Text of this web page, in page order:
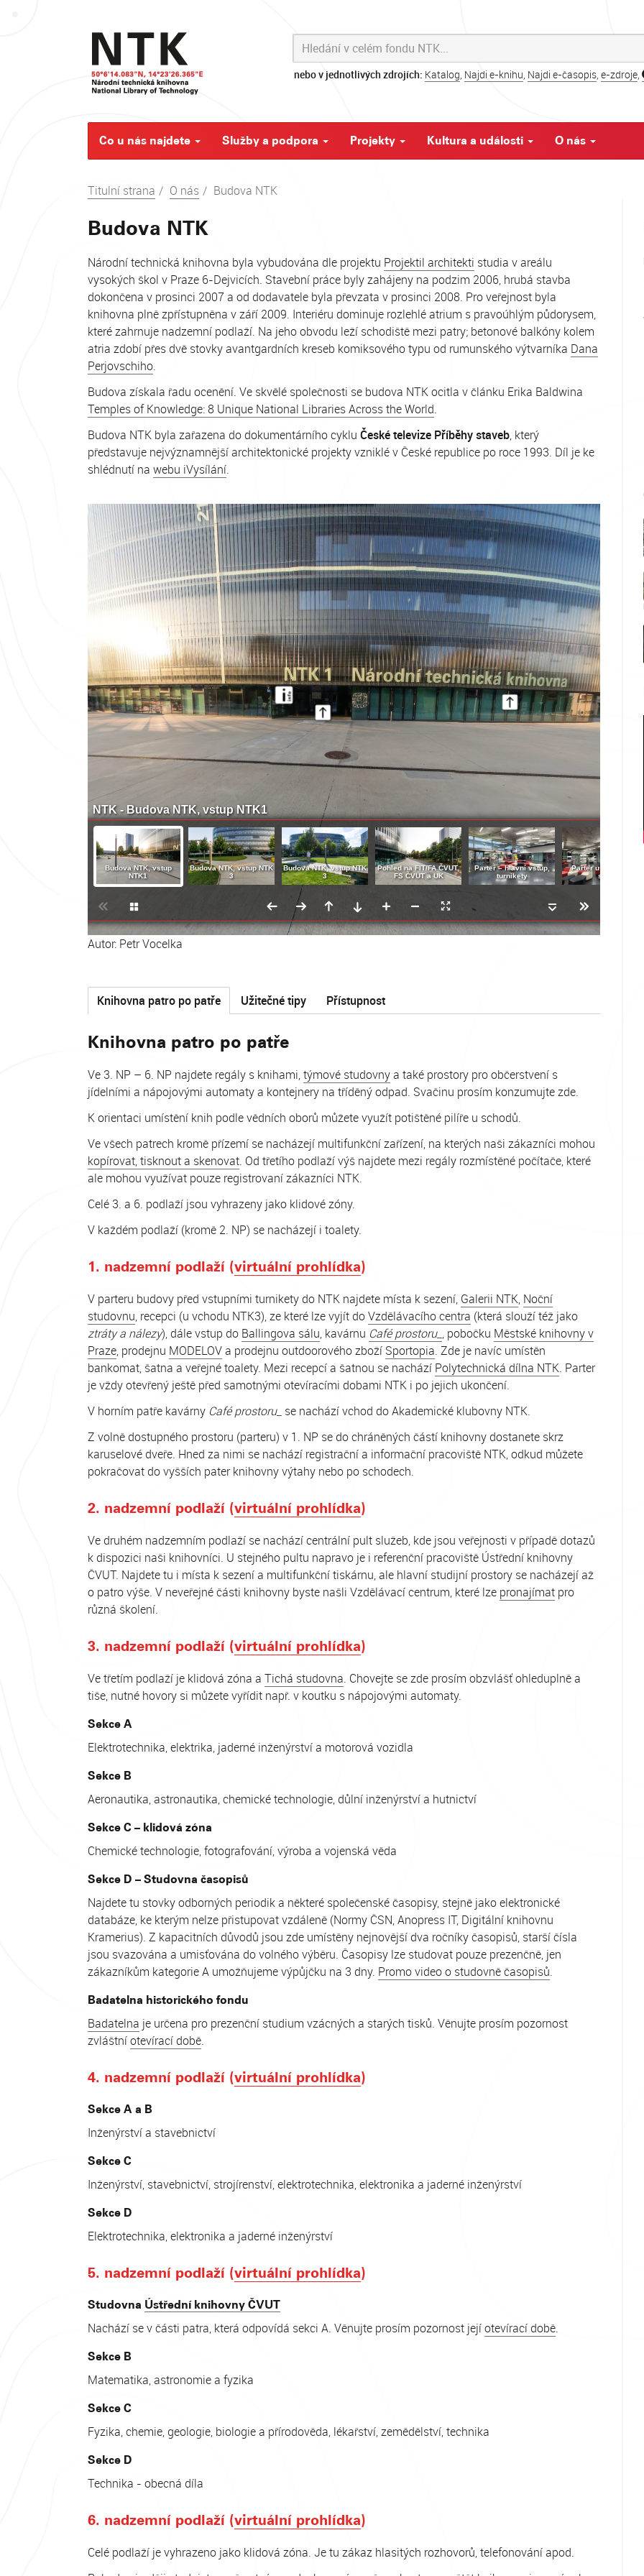
nebo v jednotlivých zdrojích: Katalog, Najdi e-knihu, Najdi e-časopis, e-zdroje,
Co u nás najdete Služby a podpora Projekty Kultura a události O nás
Titulní strana O nás Budova NTK
Budova NTK
Národní technická knihovna byla vybudována dle projektu Projektil architekti studia v areálu
vysokých škol v Praze 6-Dejvicích. Stavební práce byly zahájeny na podzim 2006, hrubá stavba
dokončena v prosinci 2007 a od dodavatele byla převzata v prosinci 2008. Pro veřejnost byla
knihovna plně zpřístupněna v září 2009. Interiéru dominuje rozlehlé atrium s pravoúhlým půdorysem,
které zahrnuje nadzemní podlaží. Na jeho obvodu leží schodiště mezi patry; betonové balkóny kolem
atria zdobí přes dvě stovky avantgardních kreseb komiksového typu od rumunského výtvarníka Dana
Perjovschiho.
Budova získala řadu ocenění. Ve skvělé společnosti se budova NTK ocitla v článku Erika Baldwina
Temples of Knowledge: 8 Unique National Libraries Across the World.
Budova NTK byla zařazena do dokumentárního cyklu České televize Příběhy staveb, který
představuje nejvýznamnější architektonické projekty vzniklé v České republice po roce 1993. Díl je ke
shlédnutí na webu iVysílání.
NTK - Budova NTK, vstup NTK1
Budova NTK, vstup
NTK1
Budova NTK, vstup NTK
3
Budova NTK, vstup NTK
3
Pohled na FIT/FA ČVUT,
FS ČVUT a UK
Parter – hlavní vstup,
turnikety
Parter u Ballingova
sálu
Autor: Petr Vocelka
Knihovna patro po patře Užitečné tipy Přístupnost
Knihovna patro po patře
Ve 3. NP – 6. NP najdete regály s knihami,týmové studovnya také prostory pro občerstvení s
jídelními a nápojovými automaty a kontejnery na tříděný odpad. Svačinu prosím konzumujte zde.
K orientaci umístění knih podle vědních oborů můžete využít potištěné pilíře u schodů.
Ve všech patrech kromě přízemí se nacházejí multifunkční zařízení, na kterých naši zákazníci mohou
kopírovat, tisknout a skenovat. Od třetího podlaží výš najdete mezi regály rozmístěné počítače, které
ale mohou využívat pouze registrovaní zákazníci NTK.
Celé 3. a 6. podlaží jsou vyhrazeny jako klidové zóny.
V každém podlaží (kromě 2. NP) se nacházejí i toalety.
1. nadzemní podlaží (virtuální prohlídka)
V parteru budovy před vstupními turnikety do NTK najdete místa k sezení, Galerii NTK, Noční
studovnu, recepci (u vchodu NTK3), ze které lze vyjít doVzdělávacího centra (která slouží též jako
ztráty a nálezy), dále vstup do Ballingova sálu, kavárnu Café prostoru_ , pobočku Městské knihovny v
Praze, prodejnu MODELOVa prodejnu outdoorového zboží Sportopia. Zde je navíc umístěn
bankomat, šatna a veřejné toalety. Mezi recepcí a šatnou se nachází Polytechnická dílna NTK. Parter
je vždy otevřený ještě před samotnými otevíracími dobami NTK i po jejich ukončení.
V horním patře kavárny Café prostoru_ se nachází vchod do Akademické klubovny NTK.
Z volně dostupného prostoru (parteru) v 1. NP se do chráněných částí knihovny dostanete skrz
karuselové dveře. Hned za nimi se nachází registrační a informační pracoviště NTK, odkud můžete
pokračovat do vyšších pater knihovny výtahy nebo po schodech.
2. nadzemní podlaží (virtuální prohlídka)
Ve druhém nadzemním podlaží se nachází centrální pult služeb, kde jsou veřejnosti v případě dotazů
k dispozici naši knihovníci. U stejného pultu napravo je i referenční pracoviště Ústřední knihovny
ČVUT. Najdete tu i místa k sezení a multifunkční tiskárnu, ale hlavní studijní prostory se nacházejí až
o patro výše. V neveřejné části knihovny byste našli Vzdělávací centrum, které lze pronajímat pro
různá školení.
3. nadzemní podlaží (virtuální prohlídka)
Ve třetím podlaží je klidová zóna a Tichá studovna. Chovejte se zde prosím obzvlášť ohleduplně a
tiše, nutné hovory si můžete vyřídit např. v koutku s nápojovými automaty.
Sekce A
Elektrotechnika, elektrika, jaderné inženýrství a motorová vozidla
Sekce B
Aeronautika, astronautika, chemické technologie, důlní inženýrství a hutnictví
Sekce C – klidová zóna
Chemické technologie, fotografování, výroba a vojenská věda
Sekce D – Studovna časopisů
Najdete tu stovky odborných periodik a některé společenské časopisy, stejně jako elektronické
databáze, ke kterým nelze přistupovat vzdáleně (Normy ČSN, Anopress IT, Digitální knihovnu
Kramerius). Z kapacitních důvodů jsou zde umístěny nejnovější dva ročníky časopisů, starší čísla
jsou svazována a umisťována do volného výběru. Časopisy lze studovat pouze prezenčně, jen
zákazníkům kategorie A umožňujeme výpůjčku na 3 dny. Promo video o studovně časopisů.
Badatelna historického fondu
Badatelna je určena pro prezenční studium vzácných a starých tisků. Věnujte prosím pozornost
zvláštníotevírací době.
4. nadzemní podlaží (virtuální prohlídka)
Sekce A a B
Inženýrství a stavebnictví
Sekce C
Inženýrství, stavebnictví, strojírenství, elektrotechnika, elektronika a jaderné inženýrství
Sekce D
Elektrotechnika, elektronika a jaderné inženýrství
5. nadzemní podlaží (virtuální prohlídka)
Studovna Ústřední knihovny ČVUT
Nachází se v části patra, která odpovídá sekci A. Věnujte prosím pozornost jejíotevírací době.
Sekce B
Matematika, astronomie a fyzika
Sekce C
Fyzika, chemie, geologie, biologie a přírodověda, lékařství, zemědělství, technika
Sekce D
Technika - obecná díla
6. nadzemní podlaží (virtuální prohlídka)
Celé podlaží je vyhrazeno jako klidová zóna. Je tu zákaz hlasitých rozhovorů, telefonování apod.